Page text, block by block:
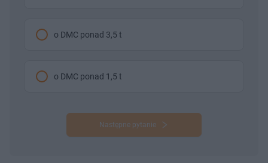
o DMC ponad 3,5 t
o DMC ponad 1,5 t
Następne pytanie